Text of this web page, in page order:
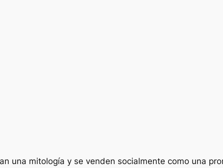
una mitología y se venden socialmente como una